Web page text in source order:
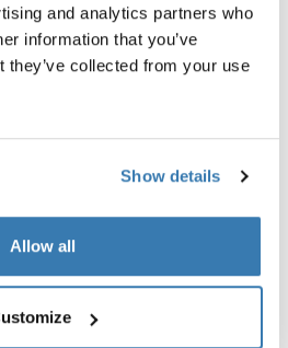
and analytics partners who
information that you’ve
they’ve collected from your use
Show details
Allow all
Balíček opěrka